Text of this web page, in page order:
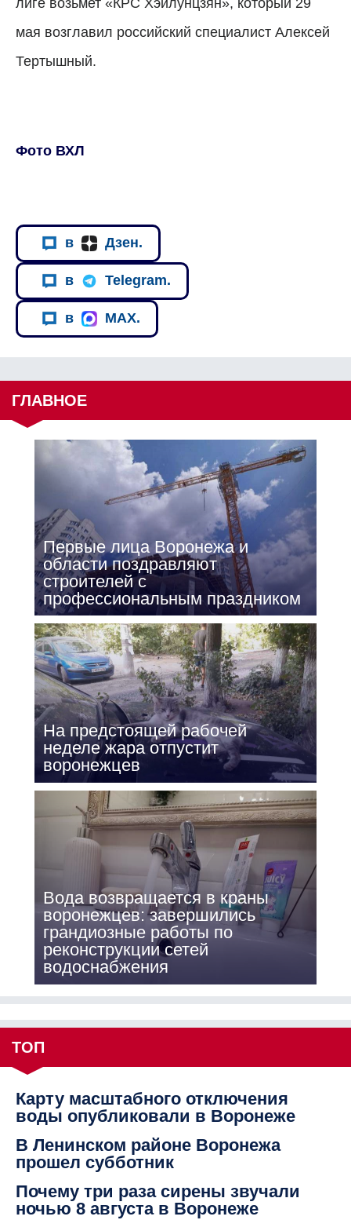
мая возглавил российский специалист Алексей
Тертышный.
Фото ВХЛ
в Дзен.
в Telegram.
в MAX.
ГЛАВНОЕ
Первые лица Воронежа и
области поздравляют
строителей с
профессиональным праздником
На предстоящей рабочей
неделе жара отпустит
воронежцев
Вода возвращается в краны
воронежцев: завершились
грандиозные работы по
реконструкции сетей
водоснабжения
ТОП
Карту масштабного отключения
воды опубликовали в Воронеже
В Ленинском районе Воронежа
прошел субботник
Почему три раза сирены звучали
ночью 8 августа в Воронеже